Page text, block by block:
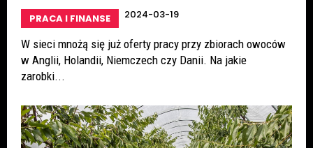
PRACA I FINANSE 2024-03-19
W sieci mnożą się już oferty pracy przy zbiorach owoców
w Anglii, Holandii, Niemczech czy Danii. Na jakie
zarobki...